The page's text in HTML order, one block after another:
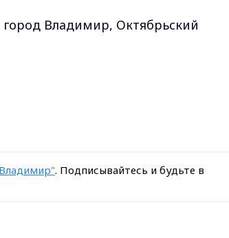
Владимир, Октябрьский
. Подписывайтесь и будьте в